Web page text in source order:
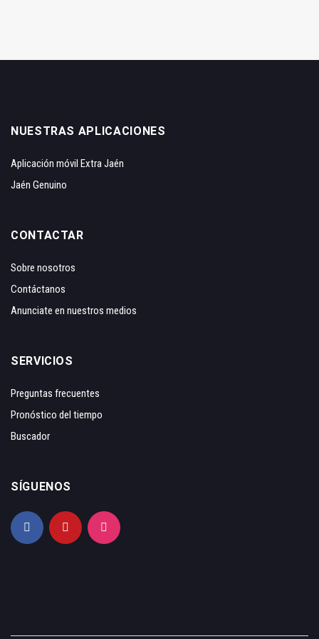
NUESTRAS APLICACIONES
Aplicación móvil Extra Jaén
Jaén Genuino
CONTACTAR
Sobre nosotros
Contáctanos
Anunciate en nuestros medios
SERVICIOS
Preguntas frecuentes
Pronóstico del tiempo
Buscador
SÍGUENOS